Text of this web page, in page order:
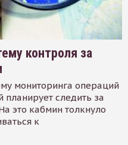
контроля за
мониторинга операций
следить за
это кабмин толкнуло
к